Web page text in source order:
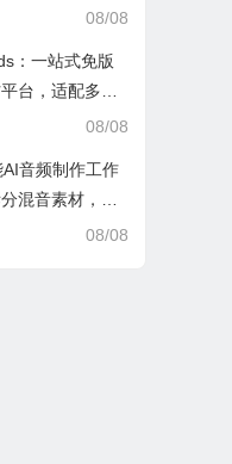
08/08
：一站式免版
台，适配多场
08/08
音频制作工作
混音素材，助
08/08